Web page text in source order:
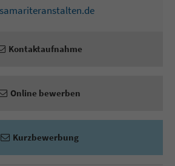
Kontaktaufnahme
Online bewerben
Kurzbewerbung